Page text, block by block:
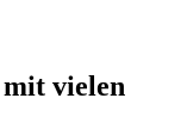
mit vielen